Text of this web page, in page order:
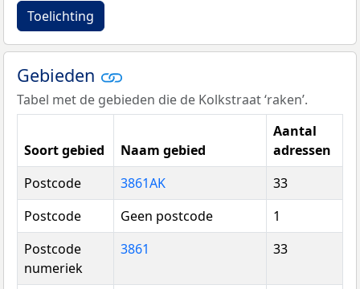
Toelichting
Gebieden
Tabel met de gebieden die de Kolkstraat ‘raken’.
Soort gebied Naam gebied
Aantal
adressen
Postcode
3861AK
33
Postcode
Geen postcode
1
Postcode
numeriek
3861 33